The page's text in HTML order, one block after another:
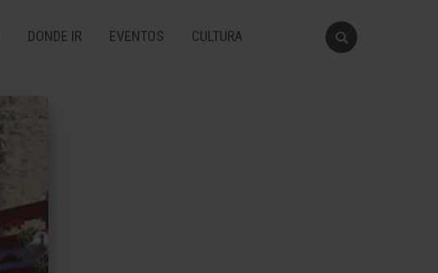
DONDE IR EVENTOS CULTURA